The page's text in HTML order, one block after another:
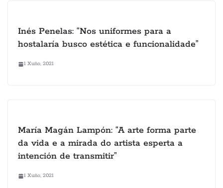
Inés Penelas: “Nos uniformes para a
hostalaría busco estética e funcionalidade”
1 Xuño, 2021
María Magán Lampón: “A arte forma parte
da vida e a mirada do artista esperta a
intención de transmitir”
1 Xuño, 2021